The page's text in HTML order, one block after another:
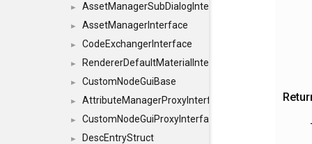
► AssetManagerSubDialogInterface
► AssetManagerInterface
► CodeExchangerInterface
► RendererDefaultMaterialInterface
► CustomNodeGuiBase
► AttributeManagerProxyInterface
► CustomNodeGuiProxyInterface
► DescEntryStruct